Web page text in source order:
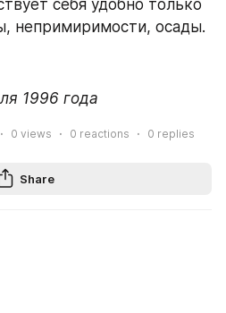
себя удобно только
непримиримости, осады.
1996 года
0 views 0 reactions 0 replies
Share